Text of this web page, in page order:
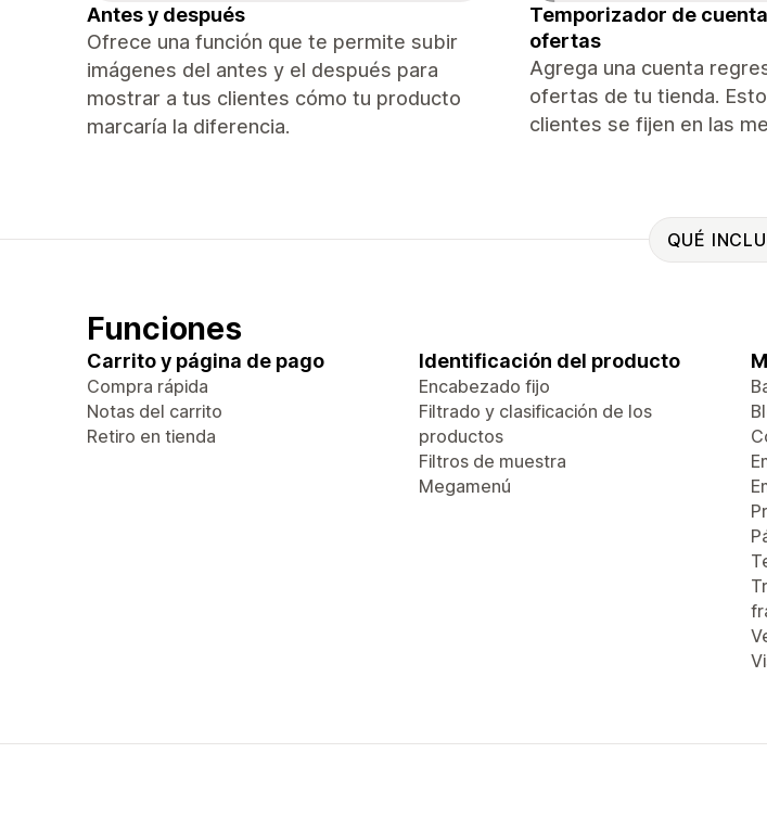
Antes y después
Ofrece una función que te permite subir
imágenes del antes y el después para
mostrar a tus clientes cómo tu producto
marcaría la diferencia.
Temporizador de
ofertas
Agrega una cuenta
ofertas de tu tienda.
clientes se fijen en las
QUÉ
Funciones
Carrito y página de pago
Compra rápida
Notas del carrito
Retiro en tienda
Identificación del producto
Encabezado fijo
Filtrado y clasificación de los
productos
Filtros de muestra
Megamenú